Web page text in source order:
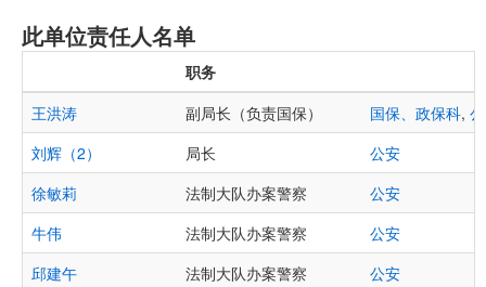
此单位责任人名单
职务
王洪涛
副局长（负责国保） 国保、政保科,
刘辉（2）
局长
公安
徐敏莉
法制大队办案警察
公安
牛伟
法制大队办案警察
公安
邱建午
法制大队办案警察
公安